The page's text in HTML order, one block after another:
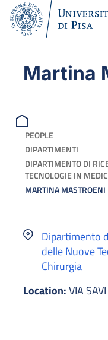
Martina
PEOPLE
DIPARTIMENTI
DIPARTIMENTO DI
TECNOLOGIE IN
MARTINA MASTROENI
Dipartimento
delle Nuove
Chirurgia
Location:VIA